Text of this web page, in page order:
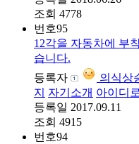
조회 4778
번호95
12각을 자동차에 부
습니다.
등록자
의식상
지
자기소개 아이디
등록일 2017.09.11
조회 4915
번호94